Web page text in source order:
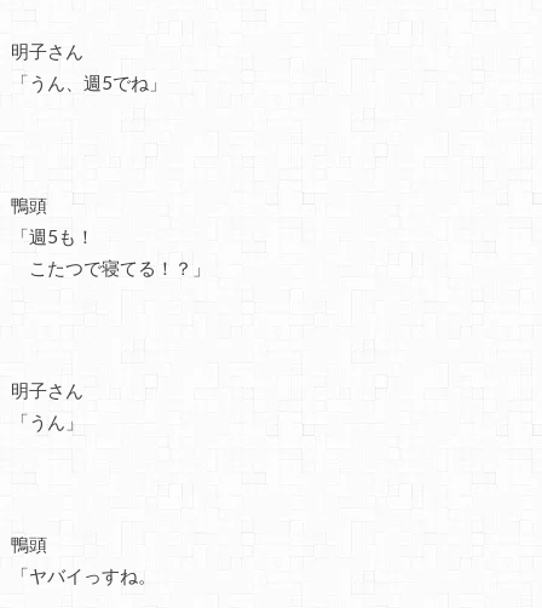
明子さん
「うん、週5でね」
鴨頭
「週5も！
こたつで寝てる！？」
明子さん
「うん」
鴨頭
「ヤバイっすね。